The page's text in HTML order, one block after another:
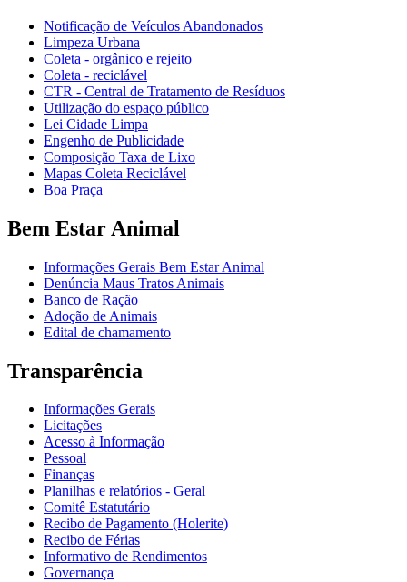
Notificação de Veículos Abandonados
Limpeza Urbana
Coleta - orgânico e rejeito
Coleta - reciclável
CTR - Central de Tratamento de Resíduos
Utilização do espaço público
Lei Cidade Limpa
Engenho de Publicidade
Composição Taxa de Lixo
Mapas Coleta Reciclável
Boa Praça
Bem Estar Animal
Informações Gerais Bem Estar Animal
Denúncia Maus Tratos Animais
Banco de Ração
Adoção de Animais
Edital de chamamento
Transparência
Informações Gerais
Licitações
Acesso à Informação
Pessoal
Finanças
Planilhas e relatórios - Geral
Comitê Estatutário
Recibo de Pagamento (Holerite)
Recibo de Férias
Informativo de Rendimentos
Governança